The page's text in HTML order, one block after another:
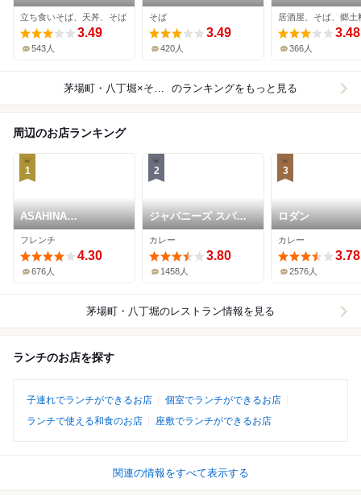
立ち食いそば、天丼、そば
3.49
543人
そば
3.49
420人
居酒屋、そば、郷土
3.48
366人
茅場町・八丁堀×そば（蕎麦） のランキングをもっと見る
周辺のお店ランキング
1
ASAHINA
Gastronome
フレンチ
4.30
676人
2
ジャパニーズ スパイ
ス カリー ワッカ
カレー
3.80
1458人
3
ロダン
カレー
3.78
2576人
茅場町・八丁堀のレストラン情報を見る
ランチのお店を探す
子連れでランチができるお店
個室でランチができるお店
ランチで使える和食のお店
座敷でランチができるお店
関連の情報をすべて表示する